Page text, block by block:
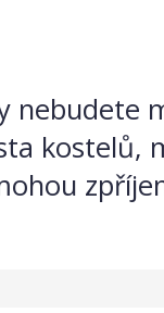
nebudete
kostelů,